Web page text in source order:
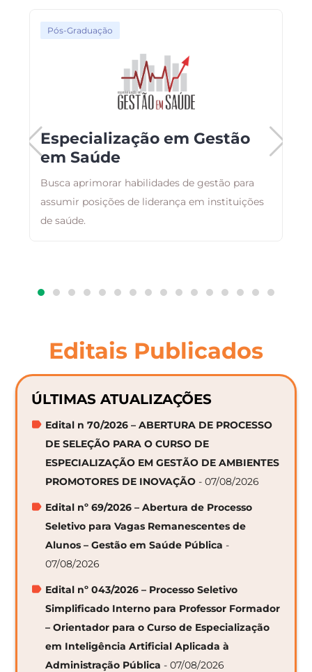
Pós-Graduação
Especialização em Gestão
em Saúde
Busca aprimorar habilidades de gestão para
assumir posições de liderança em instituições
de saúde.
Editais Publicados
ÚLTIMAS ATUALIZAÇÕES
Edital n 70/2026 – ABERTURA DE PROCESSO
DE SELEÇÃO PARA O CURSO DE
ESPECIALIZAÇÃO EM GESTÃO DE AMBIENTES
PROMOTORES DE INOVAÇÃO - 07/08/2026
Edital nº 69/2026 – Abertura de Processo
Seletivo para Vagas Remanescentes de
Alunos – Gestão em Saúde Pública -
07/08/2026
Edital nº 043/2026 – Processo Seletivo
Simplificado Interno para Professor Formador
– Orientador para o Curso de Especialização
em Inteligência Artificial Aplicada à
Administração Pública - 07/08/2026